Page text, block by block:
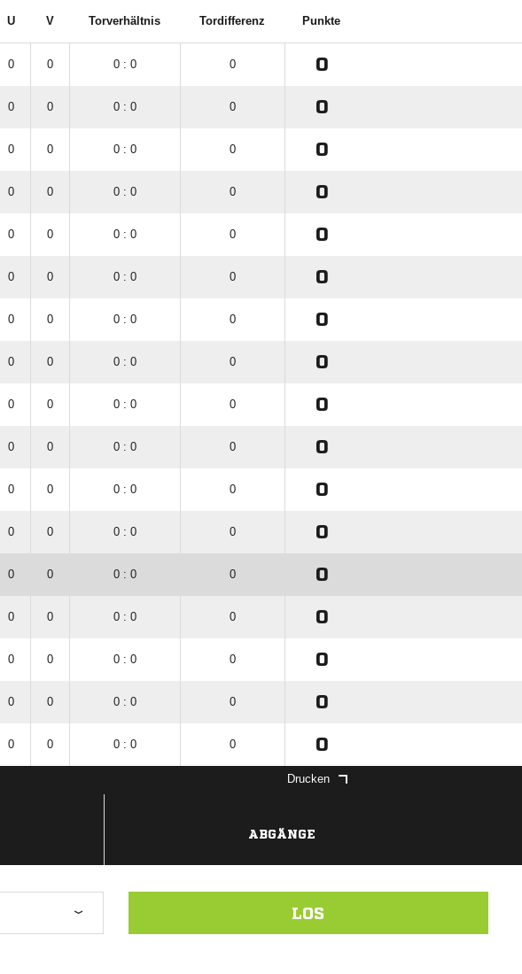
U V Torverhältnis Tordifferenz Punkte
0 0 0 : 0 0 0
0 0 0 : 0 0 0
0 0 0 : 0 0 0
0 0 0 : 0 0 0
0 0 0 : 0 0 0
0 0 0 : 0 0 0
0 0 0 : 0 0 0
0 0 0 : 0 0 0
0 0 0 : 0 0 0
0 0 0 : 0 0 0
0 0 0 : 0 0 0
0 0 0 : 0 0 0
0 0 0 : 0 0 0
0 0 0 : 0 0 0
0 0 0 : 0 0 0
0 0 0 : 0 0 0
0 0 0 : 0 0 0
Drucken
ABGÄNGE
LOS